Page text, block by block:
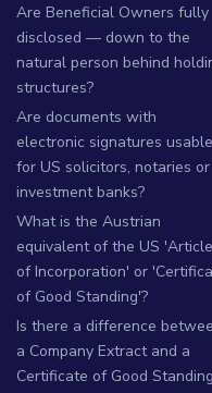
Are Beneficial Owners fully
disclosed — down to the
natural person behind
structures?
Are documents with
electronic signatures usable
for US solicitors, notaries or
investment banks?
What is the Austrian
equivalent of the US
of Incorporation' or
of Good Standing'?
Is there a difference
a Company Extract and a
Certificate of Good Standing